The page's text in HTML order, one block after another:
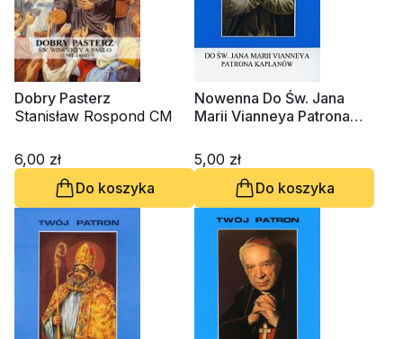
Dobry Pasterz
Stanisław Rospond CM
6,00 zł
Do koszyka
Nowenna Do Św. Jana
Marii Vianneya Patrona
5,00 zł
Do koszyka